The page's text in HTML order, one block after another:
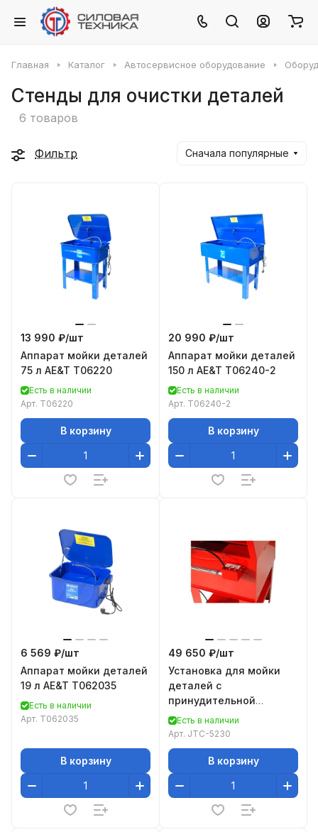
Главная Каталог Автосервисное оборудование
Стенды для очистки деталей
6 товаров
Фильтр Сначала популярные
13 990 ₽/шт
Аппарат мойки деталей
75 л AE&T T06220
Есть в наличии
Арт. T06220
В корзину
20 990 ₽/шт
Аппарат мойки деталей
150 л AE&T T06240-2
Есть в наличии
Арт. T06240-2
В корзину
6 569 ₽/шт
Аппарат мойки деталей
19 л AE&T T062035
Есть в наличии
Арт. T062035
В корзину
49 650 ₽/шт
Установка для мойки
деталей с
принудительной
подачей воды и воздуха
JTC-5230
Есть в наличии
Арт. JTC-5230
В корзину